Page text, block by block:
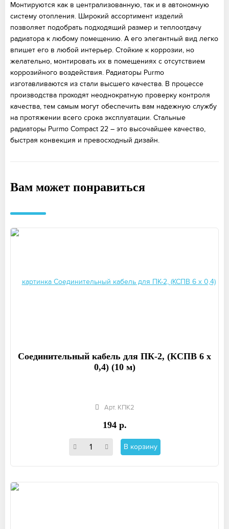
Монтируются как в централизованную, так и в автономную
систему отопления. Широкий ассортимент изделий
позволяет подобрать подходящий размер и теплоотдачу
радиатора к любому помещению. А его элегантный вид легко
впишет его в любой интерьер. Стойкие к коррозии, но
желательно, монтировать их в помещениях с отсутствием
коррозийного воздействия. Радиаторы Purmo
изготавливаются из стали высшего качества. В процессе
производства проходят неоднократную проверку контроля
качества, тем самым могут обеспечить вам надежную службу
на протяжении всего срока эксплуатации. Стальные
радиаторы Purmo Compact 22 – это высочайшее качество,
быстрая конвекция и превосходный дизайн.
Вам может понравиться
Соединительный кабель для ПК-2, (КСПВ 6 х
0,4) (10 м)
Арт. КПК2
194 р.
В корзину